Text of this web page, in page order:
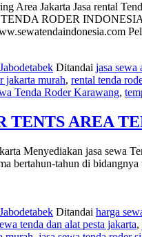
Area Jakarta Jasa rental
RODER
Ditandai jasa sewa
jakarta murah, rental tenda
Tenda Roder Karawang,
TENTS AREA
Menyediakan jasa sewa
bertahun-tahun di
Ditandai harga
tenda dan alat pesta jakarta,